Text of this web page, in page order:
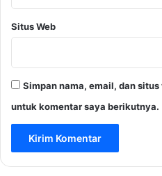
Situs Web
Simpan nama, email, dan
untuk komentar saya berikutnya.